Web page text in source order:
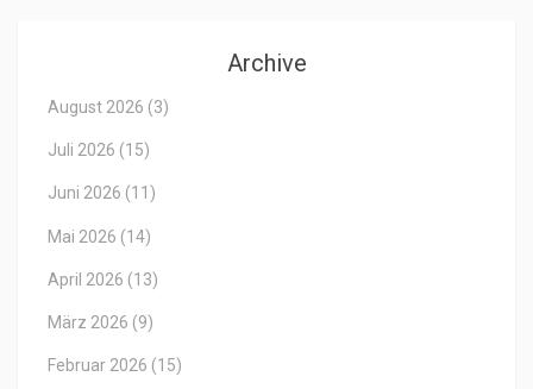
Archive
August 2026 (3)
Juli 2026 (15)
Juni 2026 (11)
Mai 2026 (14)
April 2026 (13)
März 2026 (9)
Februar 2026 (15)